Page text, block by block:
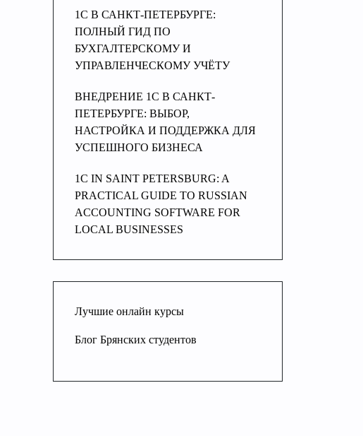
1C В САНКТ-ПЕТЕРБУРГЕ:
ПОЛНЫЙ ГИД ПО
БУХГАЛТЕРСКОМУ И
УПРАВЛЕНЧЕСКОМУ УЧЁТУ
ВНЕДРЕНИЕ 1С В САНКТ-
ПЕТЕРБУРГЕ: ВЫБОР,
НАСТРОЙКА И ПОДДЕРЖКА ДЛЯ
УСПЕШНОГО БИЗНЕСА
1C IN SAINT PETERSBURG: A
PRACTICAL GUIDE TO RUSSIAN
ACCOUNTING SOFTWARE FOR
LOCAL BUSINESSES
Лучшие онлайн курсы
Блог Брянских студентов